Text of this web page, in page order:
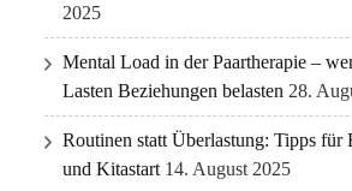
2025
Mental Load in der Paartherapie –
Lasten Beziehungen belasten 28.
Routinen statt Überlastung: Tipps für
und Kitastart 14. August 2025